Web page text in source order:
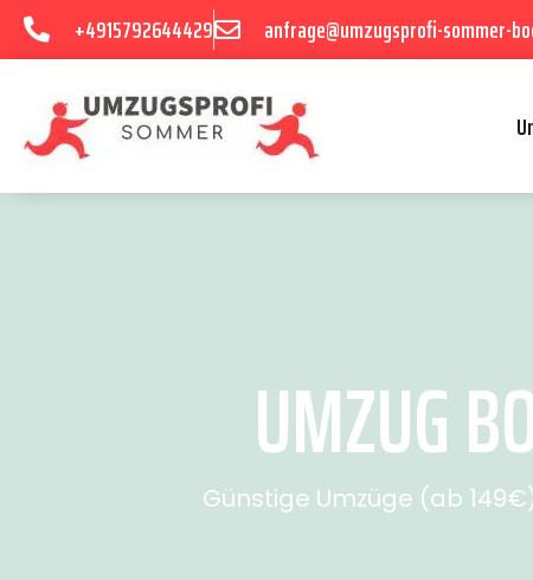
+4915792644429 anfrage@umzugsprofi-sommer-
UMZUG
Günstige Umzüge (ab